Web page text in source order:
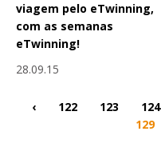
viagem pelo eTwinning,
com as semanas
eTwinning!
28.09.15
‹ 122 123 124
129